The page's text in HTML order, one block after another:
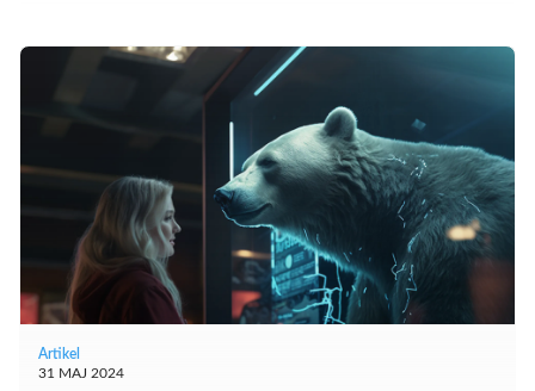
Artikel
31 MAJ 2024